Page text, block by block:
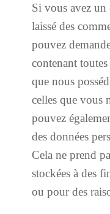
Si vous avez
laissé des
pouvez
contenant
que nous
celles que vous
pouvez
des données
Cela ne prend
stockées à des
ou pour des